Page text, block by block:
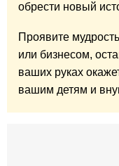
обрести новый
Проявите
или бизнесом,
ваших руках
вашим детям и